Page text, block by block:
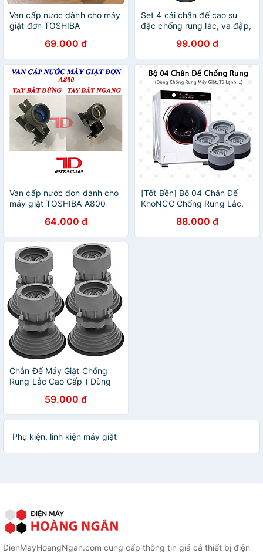
Van cấp nước dành cho máy
giặt đơn TOSHIBA
69.000 đ
Set 4 cái chân đế cao su
đặc chống rung lắc, va đập,
lạnh, bàn ghế, thiết bị điện
Morado- Hàng chính hãng
99.000 đ
Van cấp nước đơn dành cho
máy giặt TOSHIBA A800
64.000 đ
[Tốt Bền] Bộ 04 Chân Đế
KhoNCC Chống Rung Lắc,
- Hàng Chính Hãng - KLVQ-
5214-BCRMG
88.000 đ
Chân Đế Máy Giặt Chống
Rung Lắc Cao Cấp ( Dùng
59.000 đ
Phụ kiện, linh kiện máy giặt
DienMayHoangNgan.com cung cấp thông tin giá cả thiết bị điện